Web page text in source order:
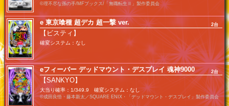
©理不尽な孫の手/MFブックス/「無職転生Ⅱ」製作委員会
2台
e 東京喰種 超デカ 超一撃 ver.
【ビスティ】
確変システム：なし
2台
eフィーバー デッドマウント・デスプレイ 魂神9000
【SANKYO】
大当り確率：1/349.9 確変システム：なし
©成田良悟・藤本新太／SQUARE ENIX・「デッドマウント・デスプレイ」製作委員会